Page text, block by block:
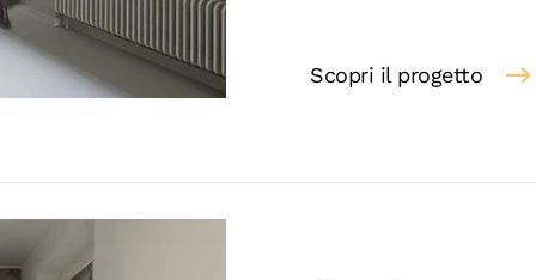
Scopri il progetto